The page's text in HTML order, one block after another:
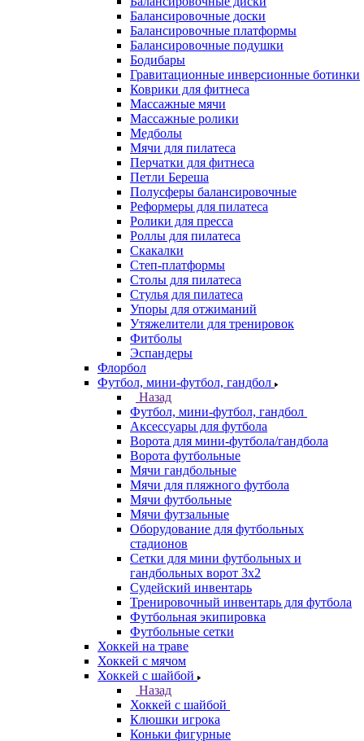
Балансировочные доски
Балансировочные платформы
Балансировочные подушки
Бодибары
Гравитационные инверсионные ботинки
Коврики для фитнеса
Массажные мячи
Массажные ролики
Медболы
Мячи для пилатеса
Перчатки для фитнеса
Петли Береша
Полусферы балансировочные
Реформеры для пилатеса
Ролики для пресса
Роллы для пилатеса
Скакалки
Степ-платформы
Столы для пилатеса
Стулья для пилатеса
Упоры для отжиманий
Утяжелители для тренировок
Фитболы
Эспандеры
Флорбол
Футбол, мини-футбол, гандбол
Назад
Футбол, мини-футбол, гандбол
Аксессуары для футбола
Ворота для мини-футбола/гандбола
Ворота футбольные
Мячи гандбольные
Мячи для пляжного футбола
Мячи футбольные
Мячи футзальные
Оборудование для футбольных
стадионов
Сетки для мини футбольных и
гандбольных ворот 3х2
Судейский инвентарь
Тренировочный инвентарь для футбола
Футбольная экипировка
Футбольные сетки
Хоккей на траве
Хоккей с мячом
Хоккей с шайбой
Назад
Хоккей с шайбой
Клюшки игрока
Коньки фигурные